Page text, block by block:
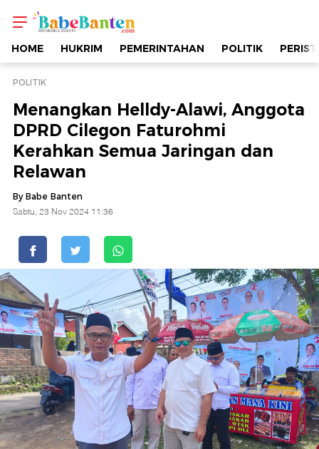
Menangkan
Helldy-
Alawi,
Anggota
DPRD
Cilegon
Faturohmi
Kerahkan
Semua
Jaringan
dan
Relawan
HOME HUKRIM PEMERINTAHAN POLITIK
POLITIK
Menangkan Helldy-Alawi, Anggota
DPRD Cilegon Faturohmi
Kerahkan Semua Jaringan dan
Relawan
By Babe Banten
Sabtu, 23 Nov 2024 11:36